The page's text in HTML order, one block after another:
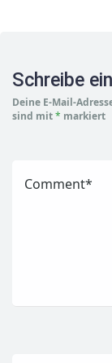
Schreibe
Deine E-Mail-
sind mit* markiert